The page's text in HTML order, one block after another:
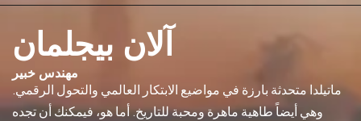
آلان بيجلمان
مهندس خبير
ماتيلدا متحدثة بارزة في مواضيع الابتكار العالمي والتحول الرقمي.
وهي أيضاً طاهية ماهرة ومحبة للتاريخ. أما هو، فيمكنك أن تجده